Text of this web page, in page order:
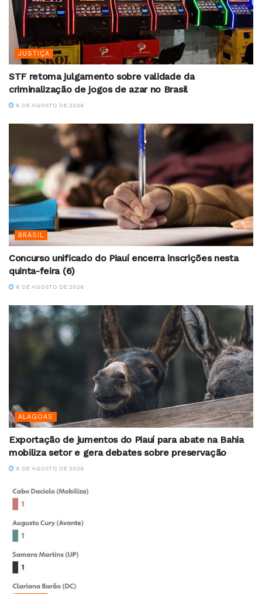
JUSTIÇA
STF retoma julgamento sobre validade da
criminalização de jogos de azar no Brasil
6 DE AGOSTO DE 2026
BRASIL
Concurso unificado do Piauí encerra inscrições nesta
quinta-feira (6)
6 DE AGOSTO DE 2026
ALAGOAS
Exportação de jumentos do Piauí para abate na Bahia
mobiliza setor e gera debates sobre preservação
6 DE AGOSTO DE 2026